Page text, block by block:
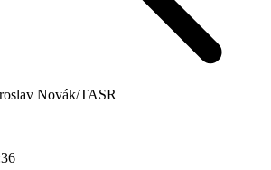
Novák/TASR